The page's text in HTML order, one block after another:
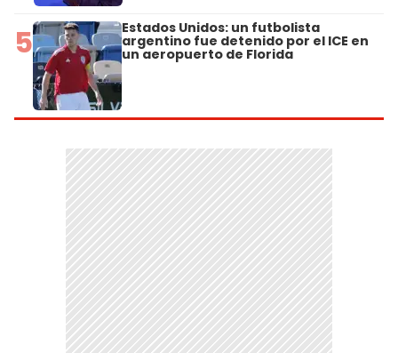
5 Estados Unidos: un futbolista
argentino fue detenido por el ICE en
un aeropuerto de Florida